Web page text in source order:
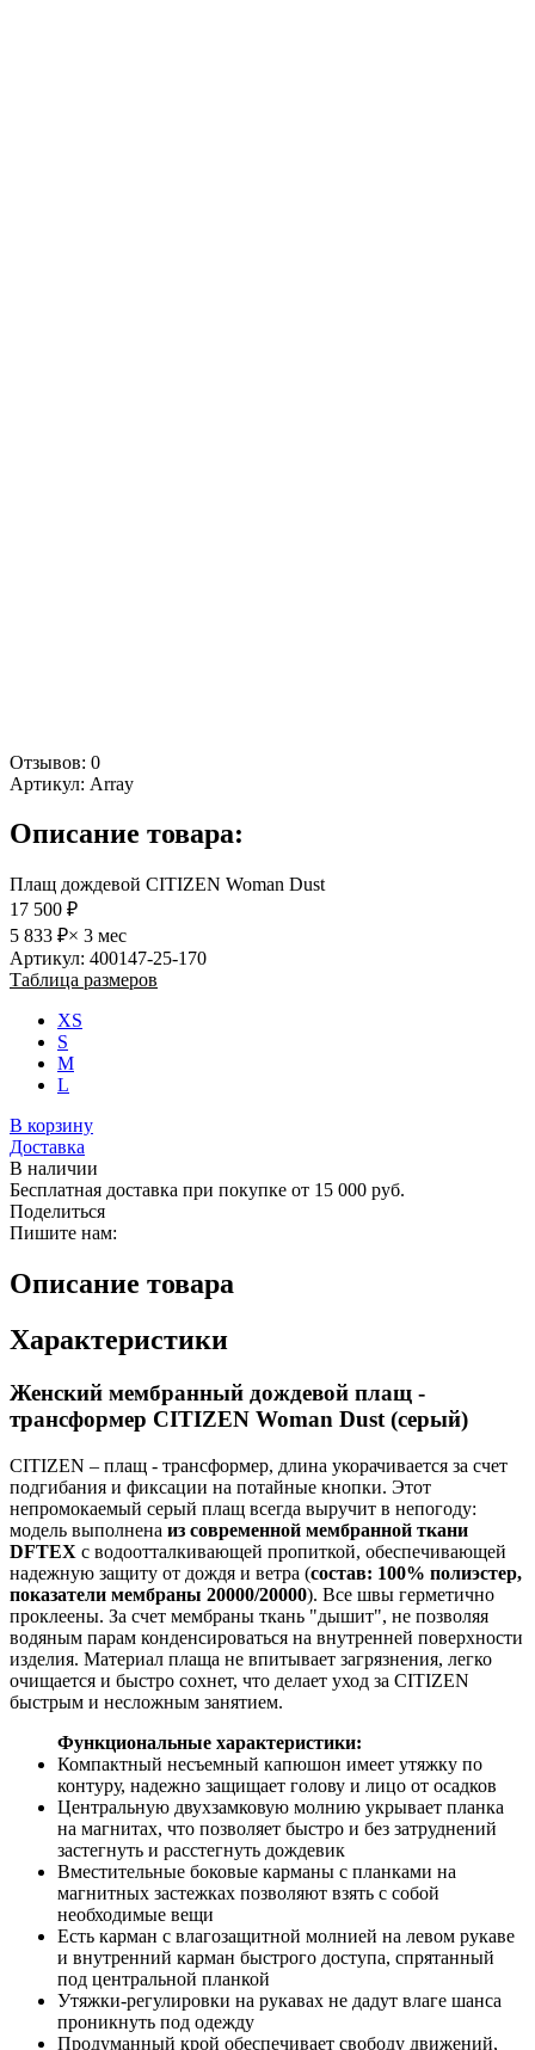
Отзывов: 0
Артикул: Array
Описание товара:
Плащ дождевой CITIZEN Woman Dust
17 500 ₽
5 833 ₽× 3 мес
Артикул: 400147-25-170
Таблица размеров
XS
S
M
L
В корзину
Доставка
В наличии
Бесплатная доставка при покупке от 15 000 руб.
Поделиться
Пишите нам:
Описание товара
Характеристики
Женский мембранный дождевой плащ -
трансформер CITIZEN Woman Dust (серый)
CITIZEN – плащ - трансформер, длина укорачивается за счет
подгибания и фиксации на потайные кнопки. Этот
непромокаемый серый плащ всегда выручит в непогоду:
модель выполнена из современной мембранной ткани
DFTEX с водоотталкивающей пропиткой, обеспечивающей
надежную защиту от дождя и ветра (состав: 100% полиэстер,
показатели мембраны 20000/20000). Все швы герметично
проклеены. За счет мембраны ткань "дышит", не позволяя
водяным парам конденсироваться на внутренней поверхности
изделия. Материал плаща не впитывает загрязнения, легко
очищается и быстро сохнет, что делает уход за CITIZEN
быстрым и несложным занятием.
Функциональные характеристики:
Компактный несъемный капюшон имеет утяжку по
контуру, надежно защищает голову и лицо от осадков
Центральную двухзамковую молнию укрывает планка
на магнитах, что позволяет быстро и без затруднений
застегнуть и расстегнуть дождевик
Вместительные боковые карманы с планками на
магнитных застежках позволяют взять с собой
необходимые вещи
Есть карман с влагозащитной молнией на левом рукаве
и внутренний карман быстрого доступа, спрятанный
под центральной планкой
Утяжки-регулировки на рукавах не дадут влаге шанса
проникнуть под одежду
Продуманный крой обеспечивает свободу движений,